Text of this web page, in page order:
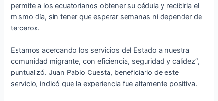
permite a los ecuatorianos obtener su cédula y recibirla el
mismo día, sin tener que esperar semanas ni depender de
terceros.
Estamos acercando los servicios del Estado a nuestra
comunidad migrante, con eficiencia, seguridad y calidez”,
puntualizó. Juan Pablo Cuesta, beneficiario de este
servicio, indicó que la experiencia fue altamente positiva.